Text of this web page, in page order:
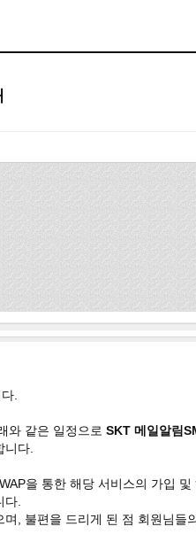
.
와 같은 일정으로 SKT 메일알림
다.
을 통한 해당 서비스의 가입
.
, 불편을 드리게 된 점 회원님들